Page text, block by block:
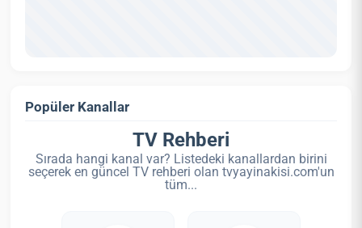
Popüler Kanallar
TV Rehberi
Sırada hangi kanal var? Listedeki kanallardan birini
seçerek en güncel TV rehberi olan tvyayinakisi.com'un
tüm...